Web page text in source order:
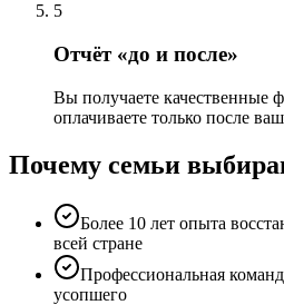
5
Отчёт «до и после»
Вы получаете качественные
оплачиваете только после
Почему семьи
Более 10 лет опыта
всей стране
Профессиональная
усопшего